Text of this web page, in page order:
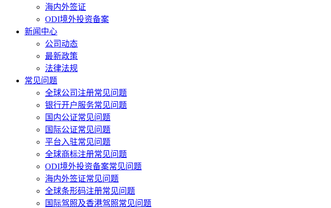
海内外签证
ODI境外投资备案
新闻中心
公司动态
最新政策
法律法规
常见问题
全球公司注册常见问题
银行开户服务常见问题
国内公证常见问题
国际公证常见问题
平台入驻常见问题
全球商标注册常见问题
ODI境外投资备案常见问题
海内外签证常见问题
全球条形码注册常见问题
国际驾照及香港驾照常见问题